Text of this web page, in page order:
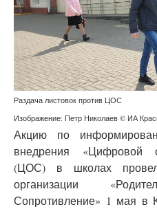
Раздача листовок против ЦОС
Изображение: Петр Николаев © ИА
Акцию по
внедрения «Цифровой
(ЦОС) в школах
организации
Сопротивление» 1 мая в